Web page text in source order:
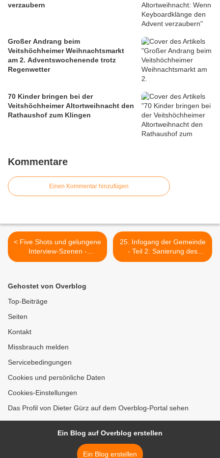
verzaubern
Großer Andrang beim
Veitshöchheimer Weihnachtsmarkt
am 2. Adventswochenende trotz
Regenwetter
70 Kinder bringen bei der
Veitshöchheimer Altortweihnacht den
Rathaushof zum Klingen
Kommentare
Einen Kommentar hinzufügen
< Five Shots und gelungene
Interview-Szenen -
Veitshöchheimer
25. Infogang der Gemeinde
- Teil 2: Sanierung des
Mittelbaus im Rathaushof >
Gehostet von Overblog
Top-Beiträge
Seiten
Kontakt
Missbrauch melden
Servicebedingungen
Cookies und persönliche Daten
Cookies-Einstellungen
Das Profil von Dieter Gürz auf dem Overblog-Portal sehen
Ein Blog auf Overblog erstellen
Ein Blog erstellen